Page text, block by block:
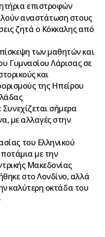
επιστροφών
αναστάτωση στους
ζητά ο Κόκκαλης από
των μαθητών και
Γυμνασίου Λάρισας σε
και
της Ηπείρου
σήμερα
με αλλαγές στην
του Ελληνικού
με την
Μακεδονίας
στο Λονδίνο, αλλά
καλύτερη οκτάδα του